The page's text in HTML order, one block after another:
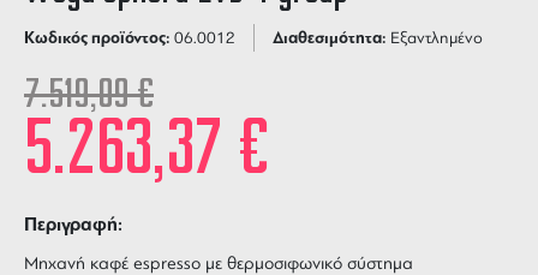
Κωδικός προϊόντος: 06.0012 Διαθεσιμότητα: Εξαντλημένο
7.519,09€
5.263,37 €
Περιγραφή:
Μηχανή καφέ espresso με θερμοσιφωνικό σύστημα